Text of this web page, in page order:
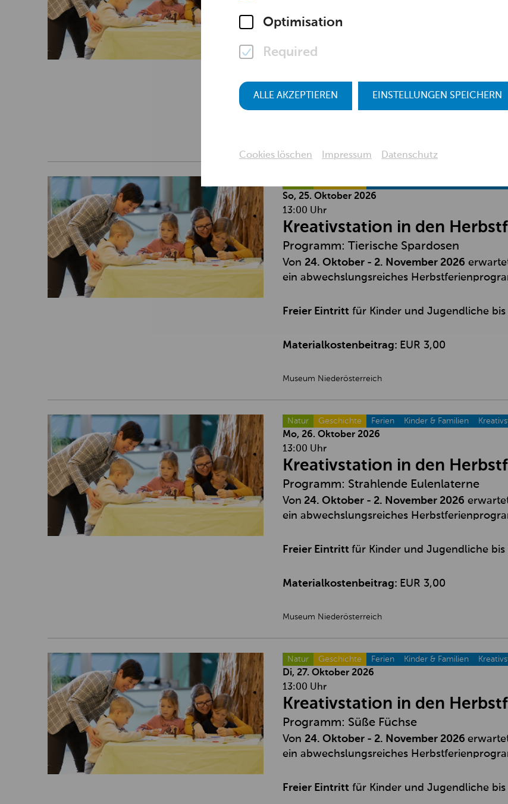
Optimisation
Required
ALLE AKZEPTIEREN EINSTELLUNGEN SPEICHERN
Cookies löschen Impressum Datenschutz
Von24. Oktober - 2. November 2026
So, 25. Oktober 2026
13:00 Uhr
Kreativstation in den
Programm: Tierische Spardosen
Von 24. Oktober - 2. November 2026
ein abwechslungsreiches
Freier Eintrittfür Kinder und Jugendliche bis
Materialkostenbeitrag: EUR 3,00
Museum Niederösterreich
Natur Geschichte Ferien Kinder & Familien
Mo, 26. Oktober 2026
13:00 Uhr
Kreativstation in den
Programm: Strahlende Eulenlaterne
Von 24. Oktober - 2. November 2026
ein abwechslungsreiches
Freier Eintritt für Kinder und Jugendliche bis
Materialkostenbeitrag: EUR 3,00
Museum Niederösterreich
Natur Geschichte Ferien Kinder & Familien
Di, 27. Oktober 2026
13:00 Uhr
Kreativstation in den
Programm: Süße Füchse
Von 24. Oktober - 2. November 2026
ein abwechslungsreiches
Freier Eintrittfür Kinder und Jugendliche bis